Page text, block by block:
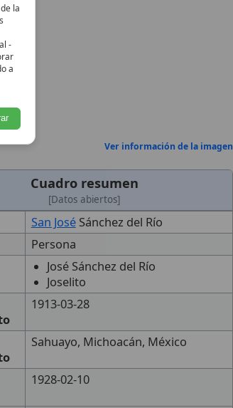
Ver información de la imagen
Cuadro resumen
[Datos abiertos]
San JoséSánchez del Río
Persona
José Sánchez del Río
Joselito
1913-03-28
Sahuayo, Michoacán, México
1928-02-10
la
-
a